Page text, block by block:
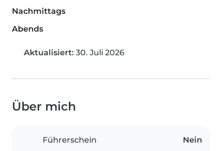
Nachmittags
Abends
Aktualisiert: 30. Juli 2026
Über mich
Führerschein Nein